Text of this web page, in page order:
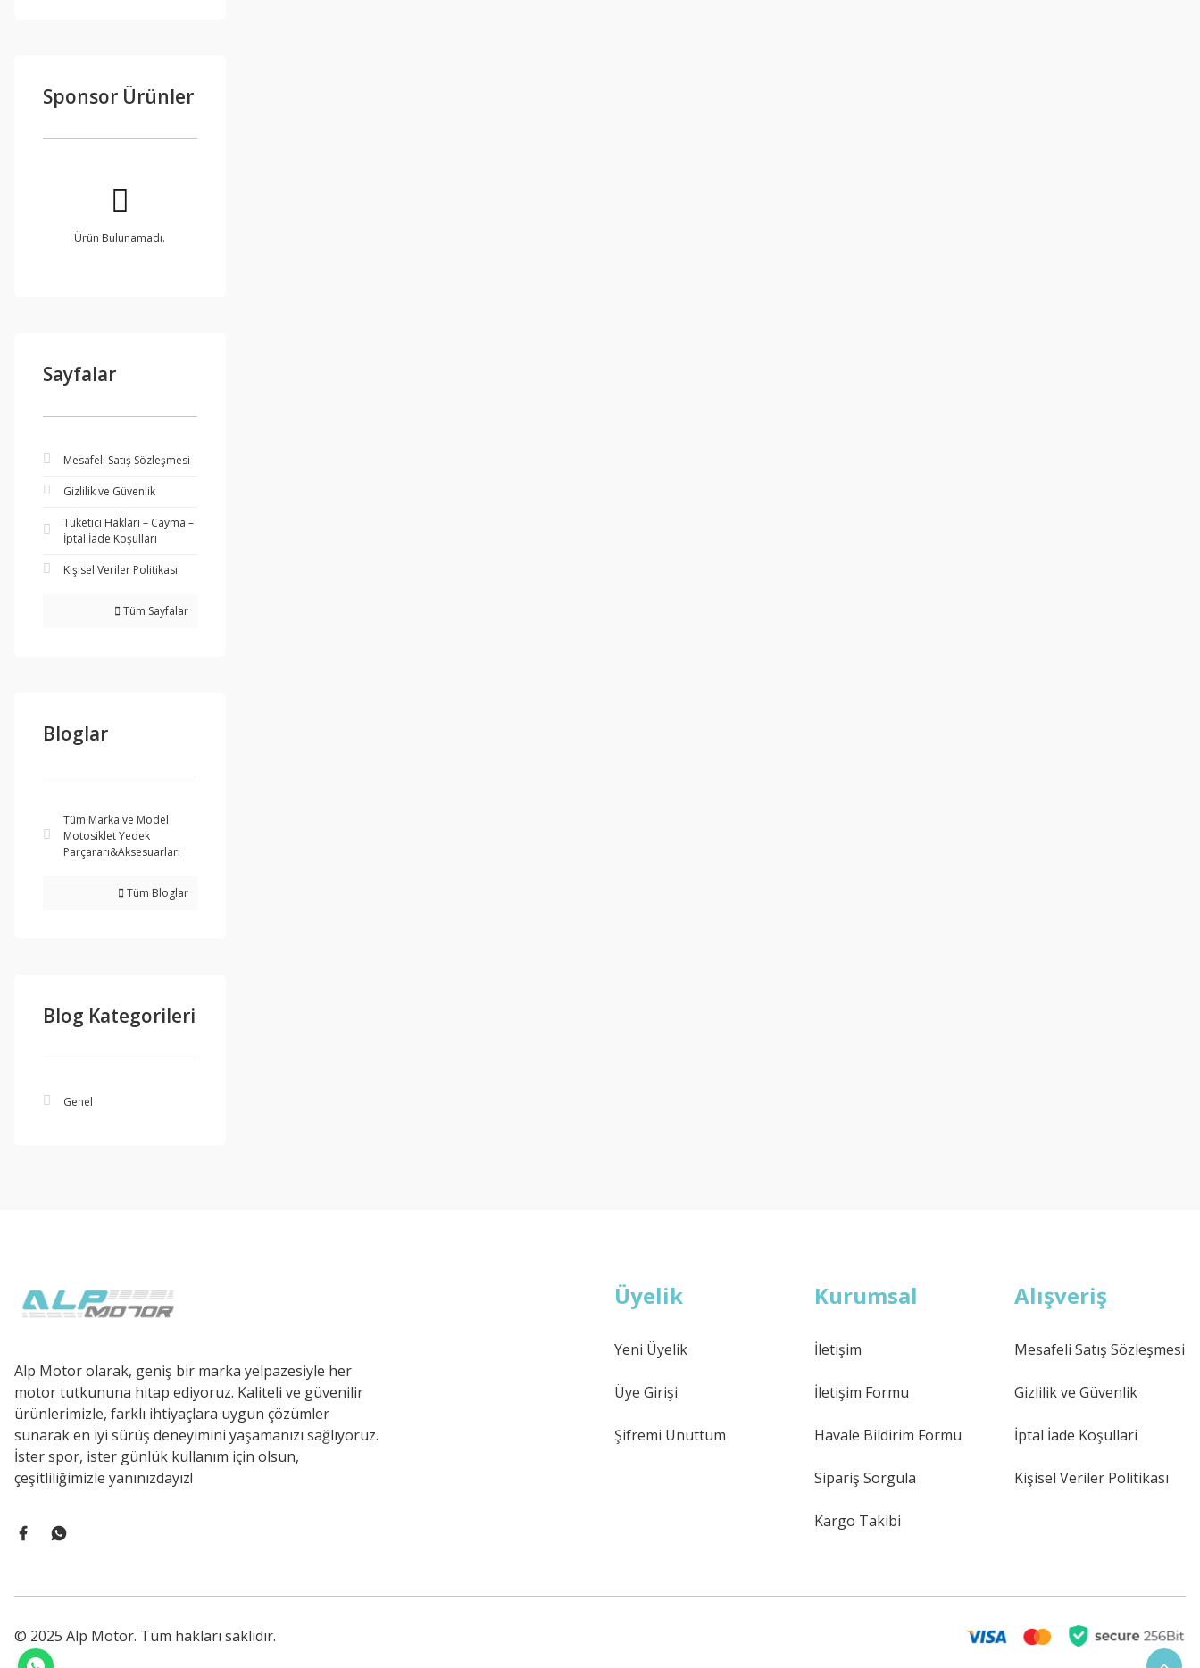
Sponsor Ürünler
Ürün Bulunamadı.
Sayfalar
Mesafeli Satış Sözleşmesi
Gizlilik ve Güvenlik
Tüketici Haklari – Cayma –
İptal İade Koşullari
Kişisel Veriler Politikası
Tüm Sayfalar
Bloglar
Tüm Marka ve Model
Motosiklet Yedek
Parçararı&Aksesuarları
Tüm Bloglar
Blog Kategorileri
Genel
Alp Motor olarak, geniş bir marka yelpazesiyle her
motor tutkununa hitap ediyoruz. Kaliteli ve güvenilir
ürünlerimizle, farklı ihtiyaçlara uygun çözümler
sunarak en iyi sürüş deneyimini yaşamanızı sağlıyoruz.
İster spor, ister günlük kullanım için olsun,
çeşitliliğimizle yanınızdayız!
Üyelik
Yeni Üyelik
Üye Girişi
Şifremi Unuttum
Kurumsal
İletişim
İletişim Formu
Havale Bildirim Formu
Sipariş Sorgula
Kargo Takibi
Alışveriş
Mesafeli Satış Sözleşmesi
Gizlilik ve Güvenlik
İptal İade Koşullari
Kişisel Veriler Politikası
© 2025 Alp Motor. Tüm hakları saklıdır.